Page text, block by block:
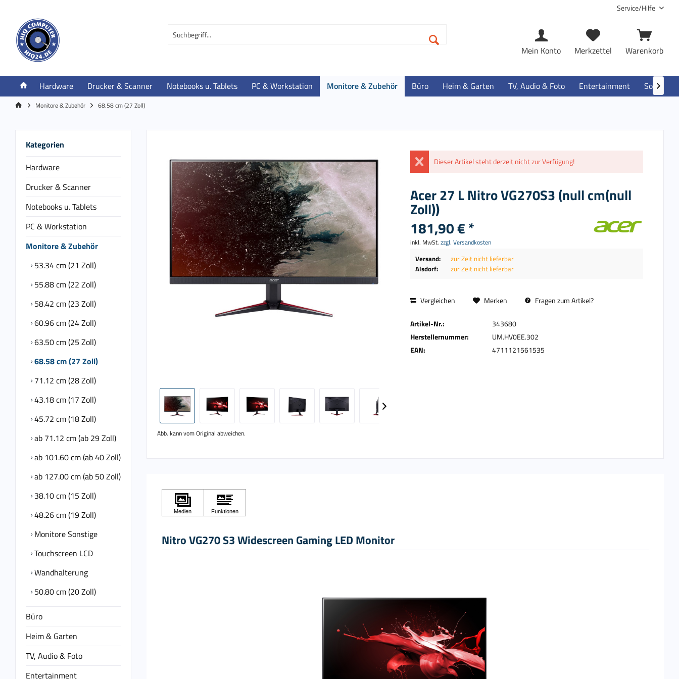
Service/Hilfe
Warenkorb
Merkzettel
Mein Konto
Hardware Drucker & Scanner Notebooks u. Tablets PC & Workstation Monitore & Zubehör Büro Heim & Garten TV, Audio & Foto Entertainment Software

Monitore & Zubehör 68.58 cm (27 Zoll)
Kategorien
Hardware
Drucker & Scanner
Notebooks u. Tablets
PC & Workstation
Monitore & Zubehör
53.34 cm (21 Zoll)
55.88 cm (22 Zoll)
58.42 cm (23 Zoll)
60.96 cm (24 Zoll)
63.50 cm (25 Zoll)
68.58 cm (27 Zoll)
71.12 cm (28 Zoll)
43.18 cm (17 Zoll)
45.72 cm (18 Zoll)
ab 71.12 cm (ab 29 Zoll)
ab 101.60 cm (ab 40 Zoll)
ab 127.00 cm (ab 50 Zoll)
38.10 cm (15 Zoll)
48.26 cm (19 Zoll)
Monitore Sonstige
Touchscreen LCD
Wandhalterung
50.80 cm (20 Zoll)
Büro
Heim & Garten
TV, Audio & Foto
Entertainment
Abb. kann vom Original abweichen.
Dieser Artikel steht derzeit nicht zur Verfügung!
Acer 27 L Nitro VG270S3 (null cm(null
Zoll))
181,90 € *
inkl. MwSt. zzgl. Versandkosten
Versand:
zur Zeit nicht lieferbar
Alsdorf:
zur Zeit nicht lieferbar
Vergleichen Merken Fragen zum Artikel?
Artikel-Nr.:
343680
Herstellernummer:
UM.HV0EE.302
EAN:
4711121561535
Nitro VG270 S3 Widescreen Gaming LED Monitor